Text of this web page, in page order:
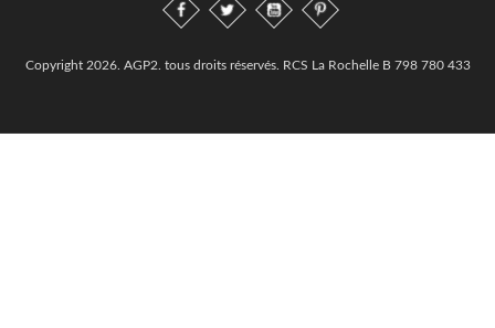
Copyright 2026. AGP2. tous droits réservés. RCS La Rochelle B 798 780 433